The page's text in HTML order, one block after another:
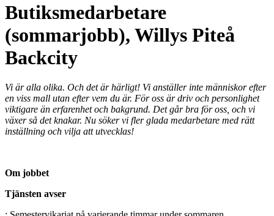
Butiksmedarbetare
(sommarjobb), Willys Piteå
Backcity
Vi är alla olika. Och det är härligt! Vi anställer inte människor efter
en viss mall utan efter vem du är. För oss är driv och personlighet
viktigare än erfarenhet och bakgrund. Det går bra för oss, och vi
växer så det knakar. Nu söker vi fler glada medarbetare med rätt
inställning och vilja att utvecklas!
Om jobbet
Tjänsten avser